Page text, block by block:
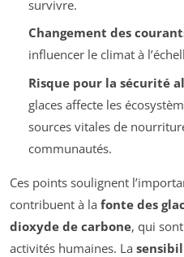
survivre.
Changement des
influencer le climat à
Risque pour la sécurité
glaces affecte les
sources vitales de
communautés.
Ces points soulignent
contribuent à la fonte des
dioxyde de carbone, qui
activités humaines. La